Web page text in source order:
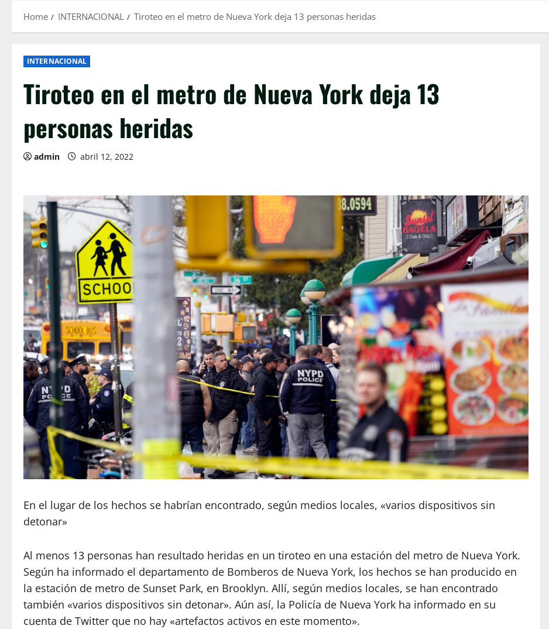
Home INTERNACIONAL Tiroteo en el metro de Nueva York deja 13 personas heridas
INTERNACIONAL
Tiroteo en el metro de Nueva York deja 13
personas heridas
admin abril 12, 2022
En el lugar de los hechos se habrían encontrado, según medios locales, «varios dispositivos sin
detonar»
Al menos 13 personas han resultado heridas en un tiroteo en una estación del metro de Nueva York.
Según ha informado el departamento de Bomberos de Nueva York, los hechos se han producido en
la estación de metro de Sunset Park, en Brooklyn. Allí, según medios locales, se han encontrado
también «varios dispositivos sin detonar». Aún así, la Policía de Nueva York ha informado en su
cuenta de Twitter que no hay «artefactos activos en este momento».